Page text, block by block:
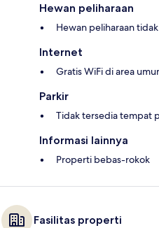
Hewan peliharaan
Hewan peliharaan
Internet
Gratis WiFi di area
Parkir
Tidak tersedia tempat
Informasi lainnya
Properti bebas-rokok
Fasilitas properti